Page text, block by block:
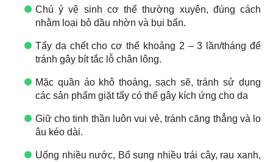
Chú ý vệ sinh cơ thể thường xuyên, đúng cách
nhằm loại bỏ dầu nhờn và bụi bẩn.
Tẩy da chết cho cơ thể khoảng 2 – 3 lần/tháng để
tránh gây bít tắc lỗ chân lông.
Mặc quần áo khô thoáng, sạch sẽ, tránh sử dụng
các sản phẩm giặt tẩy có thể gây kích ứng cho da
Giữ cho tinh thần luôn vui vẻ, tránh căng thẳng và lo
âu kéo dài.
Uống nhiều nước, Bổ sung nhiều trái cây, rau xanh,